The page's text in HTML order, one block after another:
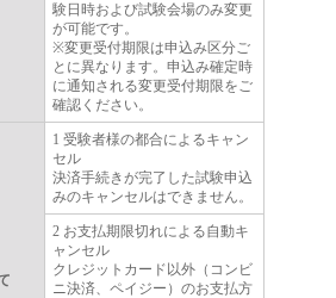
験日時および試験会場のみ変更
が可能です。
※変更受付期限は申込み区分ご
とに異なります。申込み確定時
に通知される変更受付期限をご
確認ください。
1 受験者様の都合によるキャン
セル
決済手続きが完了した試験申込
みのキャンセルはできません。
2 お支払期限切れによる自動キ
ャンセル
クレジットカード以外（コンビ
ニ決済、ペイジー）のお支払方